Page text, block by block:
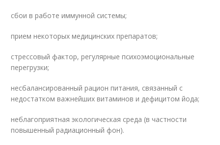
сбои в работе иммунной системы;
прием некоторых медицинских препаратов;
стрессовый фактор, регулярные психоэмоциональные
перегрузки;
несбалансированный рацион питания, связанный с
недостатком важнейших витаминов и дефицитом йода;
неблагоприятная экологическая среда (в частности
повышенный радиационный фон).